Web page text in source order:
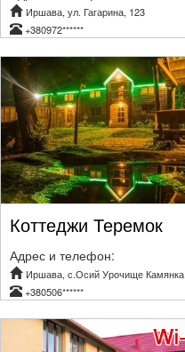
Иршава, ул. Гагарина, 123
+380972******
Коттеджи Теремок
Адрес и телефон:
Иршава, с.Осий Урочище Камянка
+380506******